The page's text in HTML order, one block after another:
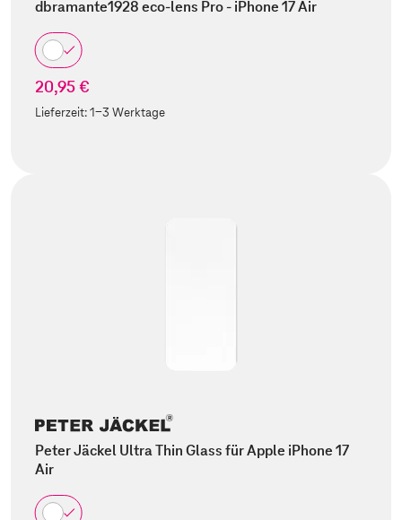
dbramante1928 eco-lens Pro - iPhone 17 Air
20,95 €
Lieferzeit:1-3 Werktage
Peter Jäckel Ultra Thin Glass für Apple iPhone 17
Air